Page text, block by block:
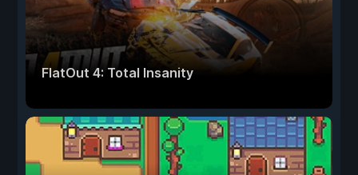
FlatOut 4: Total Insanity